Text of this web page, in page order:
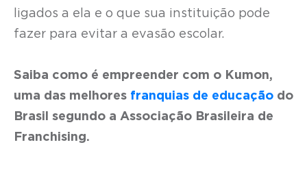
ligados a ela e o que sua instituição pode
fazer para evitar a evasão escolar.
Saiba como é empreender com o Kumon,
uma das melhores franquias de educação do
Brasil segundo a Associação Brasileira de
Franchising.